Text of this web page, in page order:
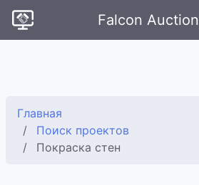
Falcon Auction
Главная
Поиск проектов
Покраска стен